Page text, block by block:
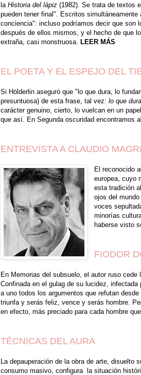
la Historia del lápiz (1982). Se trata de textos
pueden tener final". Escritos
conciencia": incluso podríamos decir que son
después de ellos mismos, y el hecho de que
extraña, casi monstruosa.
LEER MÁS
EL POETA Y EL ESPEJO DEL
Si Hölderlin aseguró que "lo que dura, lo
presuntuosa) de esta frase, tal vez: lo que
carácter genuino, cierto, lo vuelcan en un
que así. En Segunda oscuridad encontramos
ENTREVISTA A CLAUDIO
El reconocido
europea, cuyo
esta tradición
ojos del
voces
minorías
haberse visto
FIODOR
En Memorias del subsuelo, el autor ruso
Confinada en el gulag de su lucidez,
a uno todos los argumentos que refutan
triunfa y serás feliz, vence y serás hombre.
en efecto, más preciado para cada hombre
TÉCNICAS DEL AURA
La depauperación de la obra de arte,
consumo masivo, configura la situación